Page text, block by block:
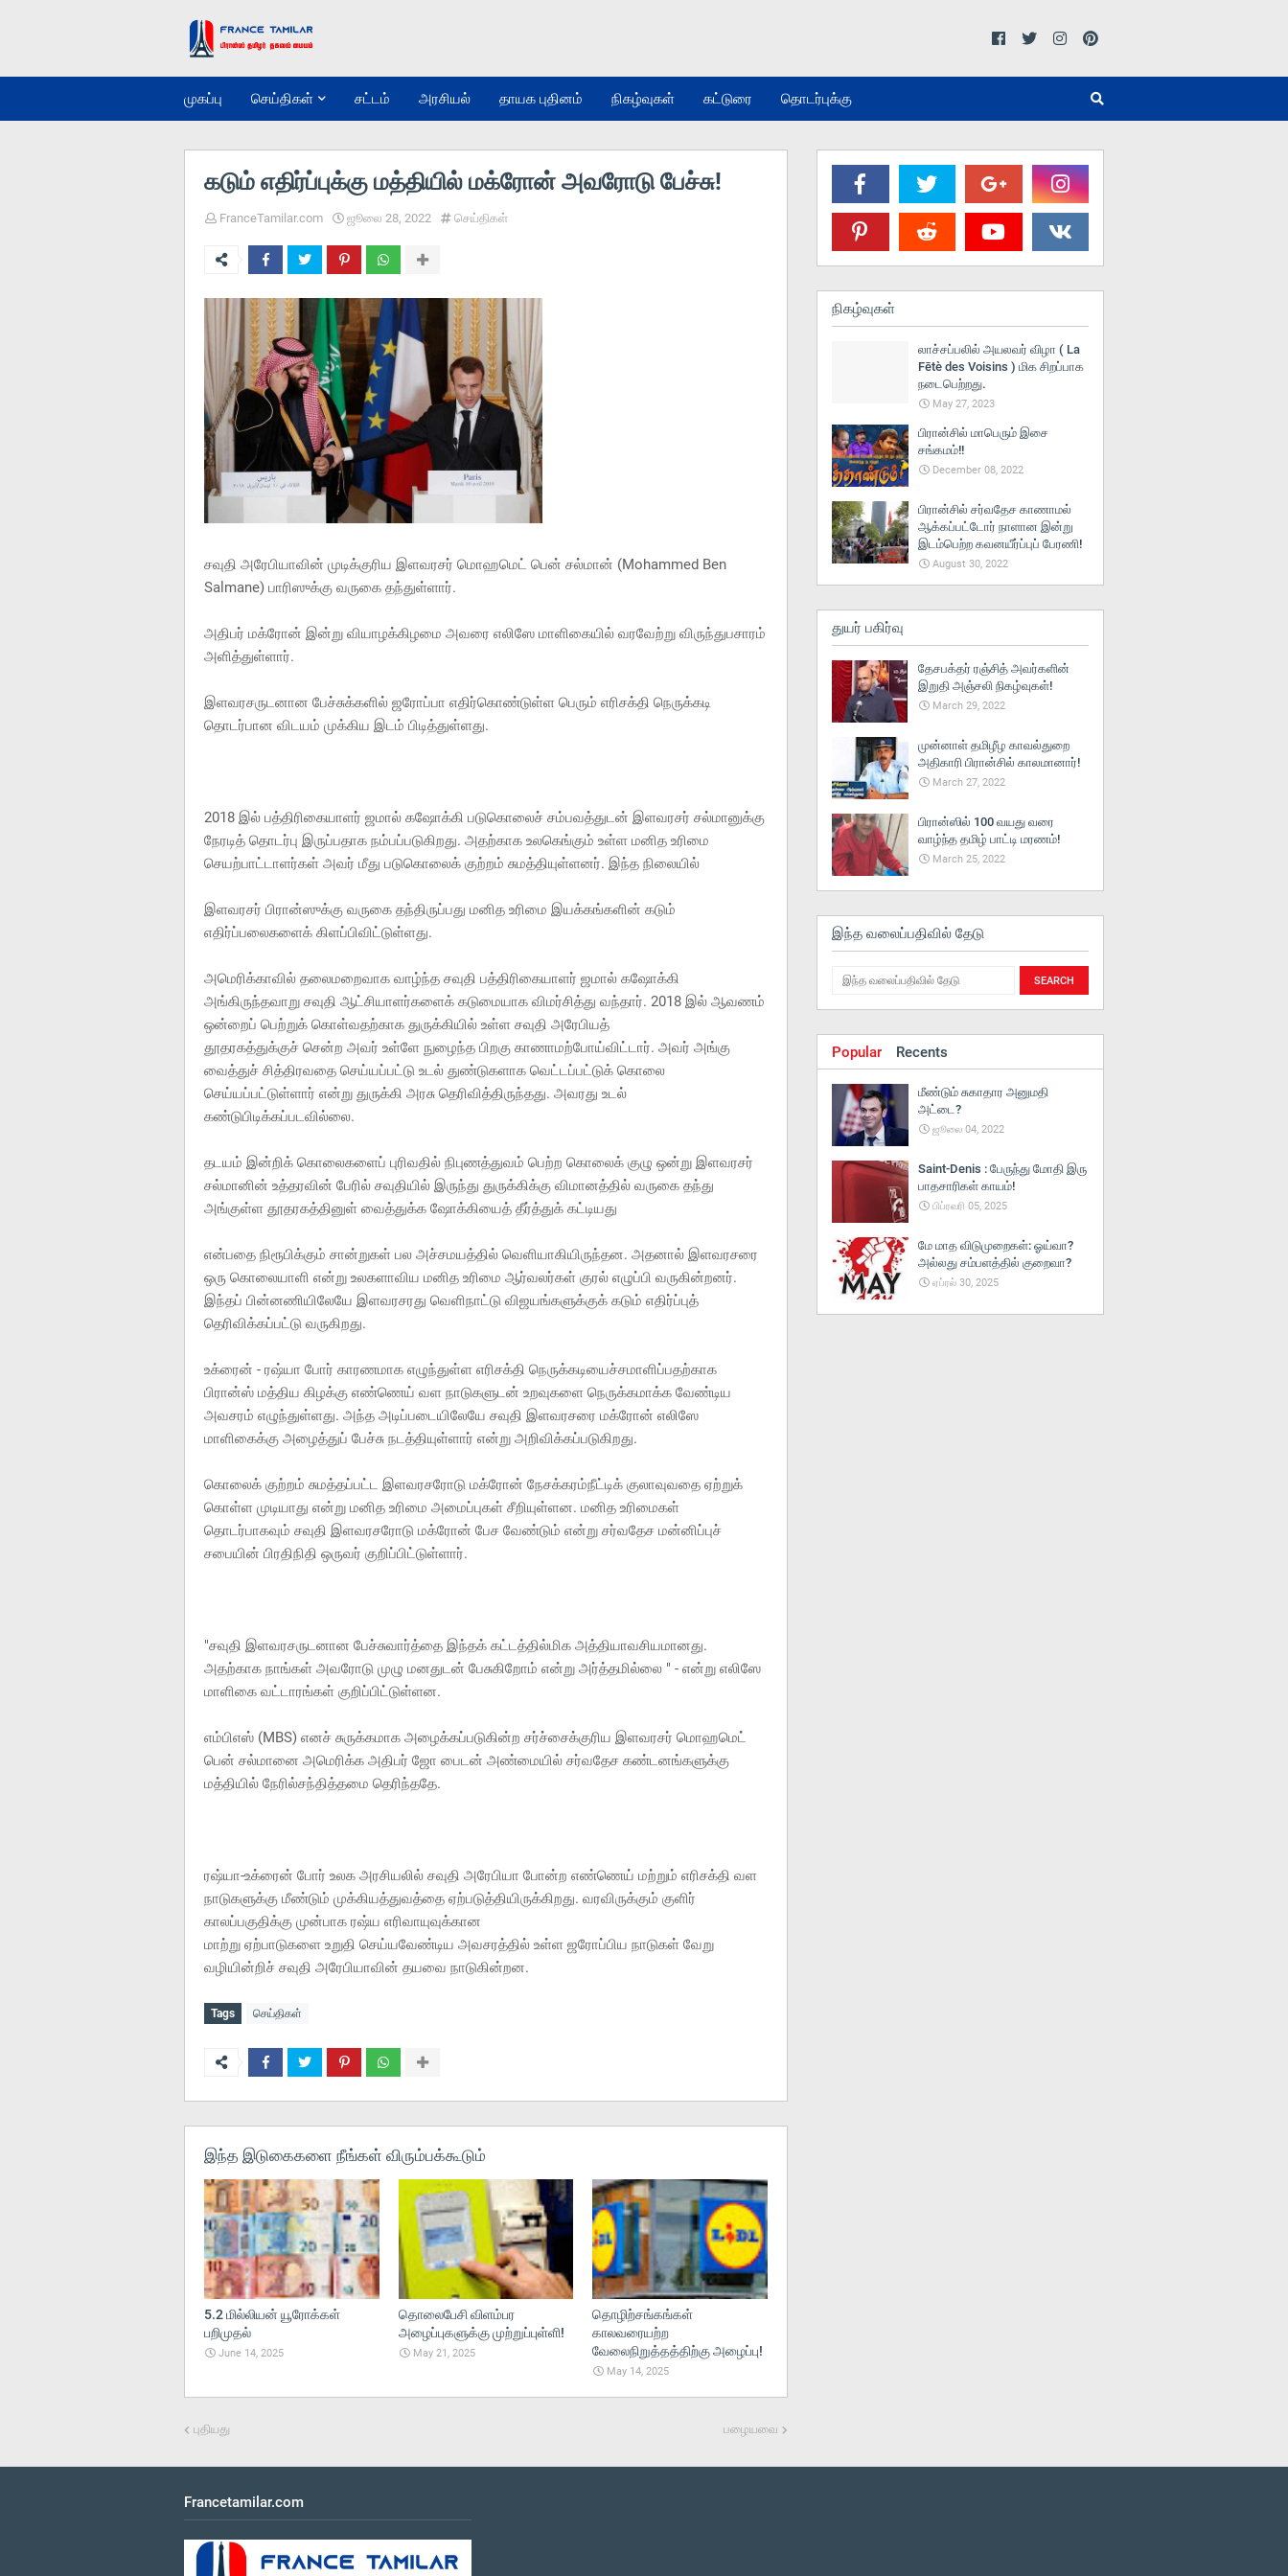
முகப்பு செய்திகள் சட்டம் அரசியல் தாயக புதினம் நிகழ்வுகள் கட்டுரை தொடர்புக்கு
கடும் எதிர்ப்புக்கு மத்தியில் மக்ரோன் அவரோடு பேச்சு!
FranceTamilar.com ஜூலை 28, 2022 செய்திகள்
சவுதி அரேபியாவின் முடிக்குரிய இளவரசர் மொஹமெட் பென் சல்மான் (Mohammed Ben
Salmane) பாரிஸுக்கு வருகை தந்துள்ளார்.
அதிபர் மக்ரோன் இன்று வியாழக்கிழமை அவரை எலிஸே மாளிகையில் வரவேற்று விருந்துபசாரம்
அளித்துள்ளார்.
இளவரசருடனான பேச்சுக்களில் ஜரோப்பா எதிர்கொண்டுள்ள பெரும் எரிசக்தி நெருக்கடி
தொடர்பான விடயம் முக்கிய இடம் பிடித்துள்ளது.
2018 இல் பத்திரிகையாளர் ஜமால் கஷோக்கி படுகொலைச் சம்பவத்துடன் இளவரசர் சல்மானுக்கு
நேரடித் தொடர்பு இருப்பதாக நம்பப்படுகிறது. அதற்காக உலகெங்கும் உள்ள மனித உரிமை
செயற்பாட்டாளர்கள் அவர் மீது படுகொலைக் குற்றம் சுமத்தியுள்ளனர். இந்த நிலையில்
இளவரசர் பிரான்ஸுக்கு வருகை தந்திருப்பது மனித உரிமை இயக்கங்களின் கடும்
எதிர்ப்பலைகளைக் கிளப்பிவிட்டுள்ளது.
அமெரிக்காவில் தலைமறைவாக வாழ்ந்த சவுதி பத்திரிகையாளர் ஜமால் கஷோக்கி
அங்கிருந்தவாறு சவுதி ஆட்சியாளர்களைக் கடுமையாக விமர்சித்து வந்தார். 2018 இல் ஆவணம்
ஒன்றைப் பெற்றுக் கொள்வதற்காக துருக்கியில் உள்ள சவுதி அரேபியத்
தூதரகத்துக்குச் சென்ற அவர் உள்ளே நுழைந்த பிறகு காணாமற்போய்விட்டார். அவர் அங்கு
வைத்துச் சித்திரவதை செய்யப்பட்டு உடல் துண்டுகளாக வெட்டப்பட்டுக் கொலை
செய்யப்பட்டுள்ளார் என்று துருக்கி அரசு தெரிவித்திருந்தது. அவரது உடல்
கண்டுபிடிக்கப்படவில்லை.
தடயம் இன்றிக் கொலைகளைப் புரிவதில் நிபுணத்துவம் பெற்ற கொலைக் குழு ஒன்று இளவரசர்
சல்மானின் உத்தரவின் பேரில் சவுதியில் இருந்து துருக்கிக்கு விமானத்தில் வருகை தந்து
அங்குள்ள தூதரகத்தினுள் வைத்துக்க ஷோக்கியைத் தீர்த்துக் கட்டியது
என்பதை நிரூபிக்கும் சான்றுகள் பல அச்சமயத்தில் வெளியாகியிருந்தன. அதனால் இளவரசரை
ஒரு கொலையாளி என்று உலகளாவிய மனித உரிமை ஆர்வலர்கள் குரல் எழுப்பி வருகின்றனர்.
இந்தப் பின்னணியிலேயே இளவரசரது வெளிநாட்டு விஜயங்களுக்குக் கடும் எதிர்ப்புத்
தெரிவிக்கப்பட்டு வருகிறது.
உக்ரைன் - ரஷ்யா போர் காரணமாக எழுந்துள்ள எரிசக்தி நெருக்கடியைச்சமாளிப்பதற்காக
பிரான்ஸ் மத்திய கிழக்கு எண்ணெய் வள நாடுகளுடன் உறவுகளை நெருக்கமாக்க வேண்டிய
அவசரம் எழுந்துள்ளது. அந்த அடிப்படையிலேயே சவுதி இளவரசரை மக்ரோன் எலிஸே
மாளிகைக்கு அழைத்துப் பேச்சு நடத்தியுள்ளார் என்று அறிவிக்கப்படுகிறது.
கொலைக் குற்றம் சுமத்தப்பட்ட இளவரசரோடு மக்ரோன் நேசக்கரம்நீட்டிக் குலாவுவதை ஏற்றுக்
கொள்ள முடியாது என்று மனித உரிமை அமைப்புகள் சீறியுள்ளன. மனித உரிமைகள்
தொடர்பாகவும் சவுதி இளவரசரோடு மக்ரோன் பேச வேண்டும் என்று சர்வதேச மன்னிப்புச்
சபையின் பிரதிநிதி ஒருவர் குறிப்பிட்டுள்ளார்.
"சவுதி இளவரசருடனான பேச்சுவார்த்தை இந்தக் கட்டத்தில்மிக அத்தியாவசியமானது.
அதற்காக நாங்கள் அவரோடு முழு மனதுடன் பேசுகிறோம் என்று அர்த்தமில்லை " - என்று எலிஸே
மாளிகை வட்டாரங்கள் குறிப்பிட்டுள்ளன.
எம்பிஎஸ் (MBS) எனச் சுருக்கமாக அழைக்கப்படுகின்ற சர்ச்சைக்குரிய இளவரசர் மொஹமெட்
பென் சல்மானை அமெரிக்க அதிபர் ஜோ பைடன் அண்மையில் சர்வதேச கண்டனங்களுக்கு
மத்தியில் நேரில்சந்தித்தமை தெரிந்ததே.
ரஷ்யா-உக்ரைன் போர் உலக அரசியலில் சவுதி அரேபியா போன்ற எண்ணெய் மற்றும் எரிசக்தி வள
நாடுகளுக்கு மீண்டும் முக்கியத்துவத்தை ஏற்படுத்தியிருக்கிறது. வரவிருக்கும் குளிர்
காலப்பகுதிக்கு முன்பாக ரஷ்ய எரிவாயுவுக்கான
மாற்று ஏற்பாடுகளை உறுதி செய்யவேண்டிய அவசரத்தில் உள்ள ஜரோப்பிய நாடுகள் வேறு
வழியின்றிச் சவுதி அரேபியாவின் தயவை நாடுகின்றன.
Tags செய்திகள்
இந்த இடுகைகளை நீங்கள் விரும்பக்கூடும்
5.2 மில்லியன் யூரோக்கள்
பறிமுதல்
June 14, 2025
தொலைபேசி விளம்பர
அழைப்புகளுக்கு முற்றுப்புள்ளி!
May 21, 2025
தொழிற்சங்கங்கள்
காலவரையற்ற
வேலைநிறுத்தத்திற்கு அழைப்பு!
May 14, 2025
புதியது பழையவை
நிகழ்வுகள்
லாச்சப்பலில் அயலவர் விழா ( La
Fētè des Voisins ) மிக சிறப்பாக
நடைபெற்றது.
May 27, 2023
பிரான்சில் மாபெரும் இசை
சங்கமம்!!
December 08, 2022
பிரான்சில் சர்வதேச காணாமல்
ஆக்கப்பட்டோர் நாளான இன்று
இடம்பெற்ற கவனயீர்ப்புப் பேரணி!
August 30, 2022
துயர் பகிர்வு
தேசபக்தர் ரஞ்சித் அவர்களின்
இறுதி அஞ்சலி நிகழ்வுகள்!
March 29, 2022
முன்னாள் தமிழீழ காவல்துறை
அதிகாரி பிரான்சில் காலமானார்!
March 27, 2022
பிரான்ஸில் 100 வயது வரை
வாழ்ந்த தமிழ் பாட்டி மரணம்!
March 25, 2022
இந்த வலைப்பதிவில் தேடு
Popular Recents
மீண்டும் சுகாதார அனுமதி
அட்டை?
ஜூலை 04, 2022
Saint-Denis : பேருந்து மோதி இரு
பாதசாரிகள் காயம்!
பிப்ரவரி 05, 2025
மே மாத விடுமுறைகள்: ஓய்வா?
அல்லது சம்பளத்தில் குறைவா?
ஏப்ரல் 30, 2025
Francetamilar.com